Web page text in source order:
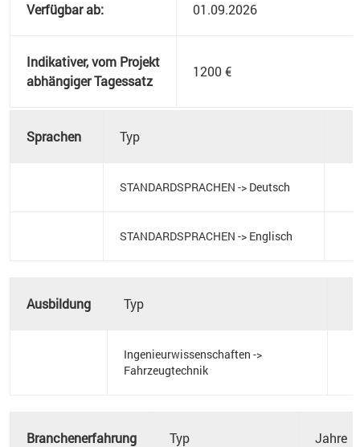
Verfügbar ab: 01.09.2026
Indikativer, vom Projekt
abhängiger Tagessatz
1200 €
Sprachen Typ
STANDARDSPRACHEN -> Deutsch
STANDARDSPRACHEN -> Englisch
Ausbildung Typ
Ingenieurwissenschaften ->
Fahrzeugtechnik
Branchenerfahrung Typ Jahre